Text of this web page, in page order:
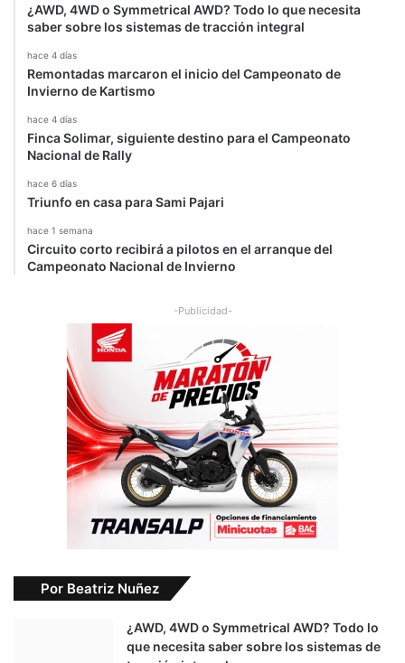
¿AWD, 4WD o Symmetrical AWD? Todo lo que necesita
saber sobre los sistemas de tracción integral
hace 4 días
Remontadas marcaron el inicio del Campeonato de
Invierno de Kartismo
hace 4 días
Finca Solimar, siguiente destino para el Campeonato
Nacional de Rally
hace 6 días
Triunfo en casa para Sami Pajari
hace 1 semana
Circuito corto recibirá a pilotos en el arranque del
Campeonato Nacional de Invierno
-Publicidad-
Por Beatriz Nuñez
¿AWD, 4WD o Symmetrical AWD? Todo lo
que necesita saber sobre los sistemas de